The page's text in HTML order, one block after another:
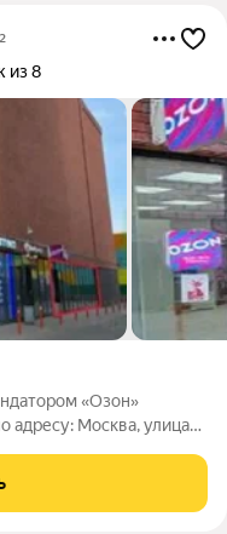
из 8
«Озон»
адресу: Москва, улица
на 1-м этаже